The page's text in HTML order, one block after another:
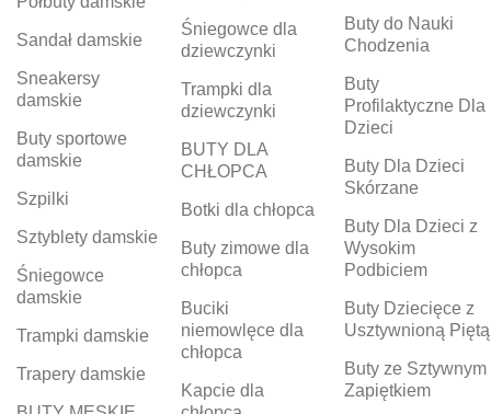
Sandał damskie
Sneakersy
damskie
Buty sportowe
damskie
Szpilki
Sztyblety damskie
Śniegowce
damskie
Trampki damskie
Trapery damskie
Śniegowce dla
dziewczynki
Trampki dla
dziewczynki
BUTY DLA
CHŁOPCA
Botki dla chłopca
Buty zimowe dla
chłopca
Buciki
niemowlęce dla
chłopca
Kapcie dla
Buty do Nauki
Chodzenia
Buty
Profilaktyczne Dla
Dzieci
Buty Dla Dzieci
Skórzane
Buty Dla Dzieci z
Wysokim
Podbiciem
Buty Dziecięce z
Usztywnioną Piętą
Buty ze Sztywnym
Zapiętkiem